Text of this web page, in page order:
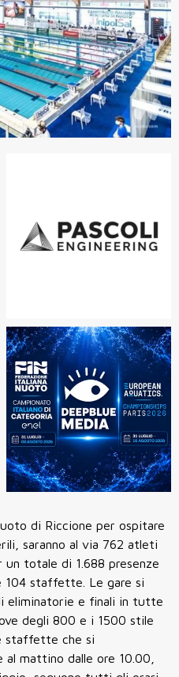
di Riccione per ospitare
saranno al via 762 atleti
totale di 1.688 presenze
104 staffette. Le gare si
eliminatorie e finali in tutte
degli 800 e i 1500 stile
staffette che si
mattino dalle ore 10.00,